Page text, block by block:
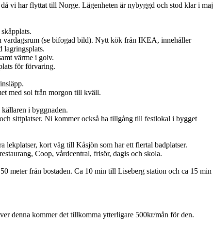
vi har flyttat till Norge. Lägenheten är nybyggd och stod klar i maj
vardagsrum (se bifogad bild). Nytt kök från IKEA, innehåller
lagringsplats.
värme i golv.
för förvaring.
med sol från morgon till kväll.
i byggnaden.
sittplatser. Ni kommer också ha tillgång till festlokal i bygget
kort väg till Kåsjön som har ett flertal badplatser.
Coop, vårdcentral, frisör, dagis och skola.
meter från bostaden. Ca 10 min till Liseberg station och ca 15 min
denna kommer det tillkomma ytterligare 500kr/mån för den.